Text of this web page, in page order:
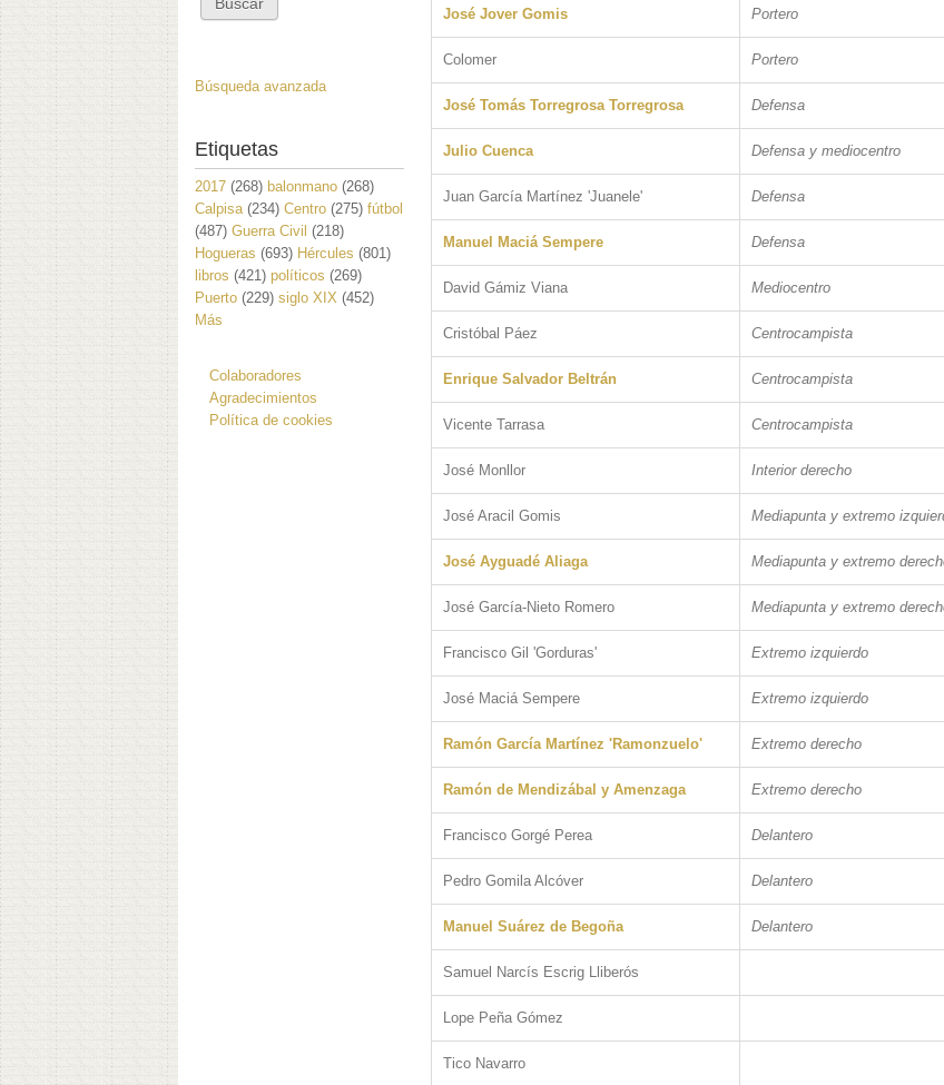
José Jover Gomis Portero
Colomer Portero
José Tomás Torregrosa Torregrosa Defensa
Julio Cuenca Defensa y mediocentro
Juan García Martínez 'Juanele' Defensa
Manuel Maciá Sempere Defensa
David Gámiz Viana Mediocentro
Cristóbal Páez Centrocampista
Enrique Salvador Beltrán Centrocampista
Vicente Tarrasa Centrocampista
José Monllor Interior derecho
José Aracil Gomis Mediapunta y extremo
José Ayguadé Aliaga Mediapunta y extremo
José García-Nieto Romero Mediapunta y extremo
Francisco Gil 'Gorduras' Extremo izquierdo
José Maciá Sempere Extremo izquierdo
Ramón García Martínez 'Ramonzuelo' Extremo derecho
Ramón de Mendizábal y Amenzaga Extremo derecho
Francisco Gorgé Perea Delantero
Pedro Gomila Alcóver Delantero
Manuel Suárez de Begoña Delantero
Samuel Narcís Escrig Lliberós
Lope Peña Gómez
Tico Navarro
Búsqueda avanzada
Etiquetas
2017 (268) balonmano (268)
Calpisa (234) Centro (275) fútbol
(487) Guerra Civil (218)
Hogueras (693) Hércules (801)
libros (421) políticos (269)
Puerto (229) siglo XIX (452)
Más
Colaboradores
Agradecimientos
Política de cookies